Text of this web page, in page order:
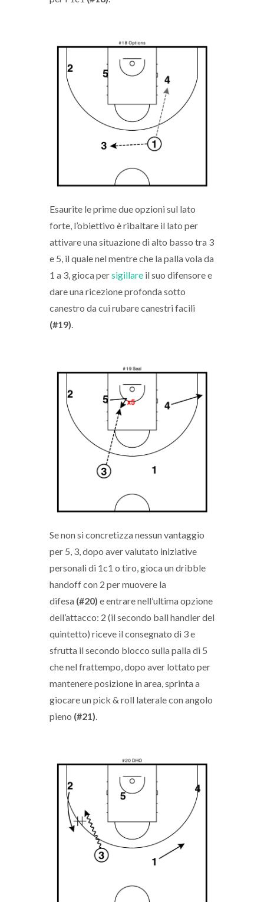
Esaurite le prime due opzioni sul lato
forte, l’obiettivo è ribaltare il lato per
attivare una situazione di alto basso tra 3
e 5, il quale nel mentre che la palla vola da
1 a 3, gioca persigillare il suo difensore e
dare una ricezione profonda sotto
canestro da cui rubare canestri facili
(#19).
Se non si concretizza nessun vantaggio
per 5, 3, dopo aver valutato iniziative
personali di 1c1 o tiro, gioca un dribble
handoff con 2 per muovere la
difesa (#20) e entrare nell’ultima opzione
dell’attacco: 2 (il secondo ball handler del
quintetto) riceve il consegnato di 3 e
sfrutta il secondo blocco sulla palla di 5
che nel frattempo, dopo aver lottato per
mantenere posizione in area, sprinta a
giocare un pick & roll laterale con angolo
pieno (#21)